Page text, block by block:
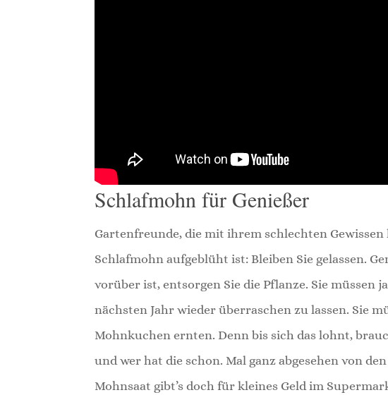
Schlafmohn für Genießer
Gartenfreunde, die mit ihrem schlechten
Schlafmohn aufgeblüht ist: Bleiben Sie gelassen.
vorüber ist, entsorgen Sie die Pflanze. Sie müssen
nächsten Jahr wieder überraschen zu lassen. Sie
Mohnkuchen ernten. Denn bis sich das lohnt,
und wer hat die schon. Mal ganz abgesehen von
Mohnsaat gibt’s doch für kleines Geld im